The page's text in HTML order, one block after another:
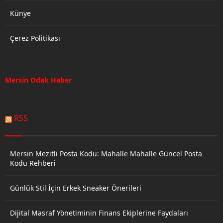
Künye
Çerez Politikası
Mersin Odak Haber
RSS
Mersin Mezitli Posta Kodu: Mahalle Mahalle Güncel Posta
Kodu Rehberi
Günlük Stil İçin Erkek Sneaker Önerileri
Dijital Masraf Yönetiminin Finans Ekiplerine Faydaları